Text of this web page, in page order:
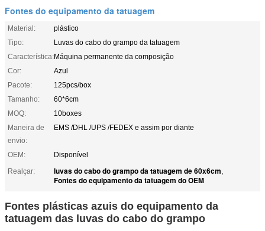
Fontes do equipamento da tatuagem
Material:
plástico
Tipo:
Luvas do cabo do grampo da tatuagem
Característica:Máquina permanente da composição
Cor:
Azul
Pacote:
125pcs/box
Tamanho:
60*6cm
MOQ:
10boxes
Maneira de
envio:
EMS /DHL /UPS /FEDEX e assim por diante
OEM:
Disponível
Realçar:
luvas do cabo do grampo da tatuagem de 60x6cm,
Fontes do equipamento da tatuagem do OEM
Fontes plásticas azuis do equipamento da
tatuagem das luvas do cabo do grampo